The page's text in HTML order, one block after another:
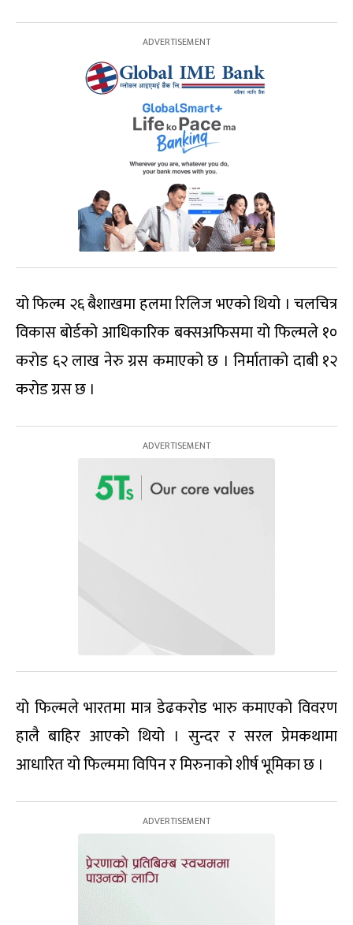
यो फिल्म २६ बैशाखमा हलमा रिलिज भएको थियो । चलचित्र
विकास बोर्डको आधिकारिक बक्सअफिसमा यो फिल्मले १०
करोड ६२ लाख नेरु ग्रस कमाएको छ । निर्माताको दाबी १२
करोड ग्रस छ ।
यो फिल्मले भारतमा मात्र डेढकरोड भारु कमाएको विवरण
हालै बाहिर आएको थियो । सुन्दर र सरल प्रेमकथामा
आधारित यो फिल्ममा विपिन र मिरुनाको शीर्ष भूमिका छ ।